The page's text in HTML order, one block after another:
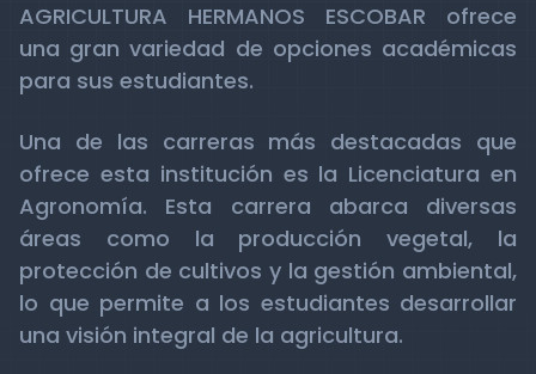
AGRICULTURA HERMANOS ESCOBAR ofrece
una gran variedad de opciones académicas
para sus estudiantes.
Una de las carreras más destacadas que
ofrece esta institución es la Licenciatura en
Agronomía. Esta carrera abarca diversas
áreas como la producción vegetal, la
protección de cultivos y la gestión ambiental,
lo que permite a los estudiantes desarrollar
una visión integral de la agricultura.